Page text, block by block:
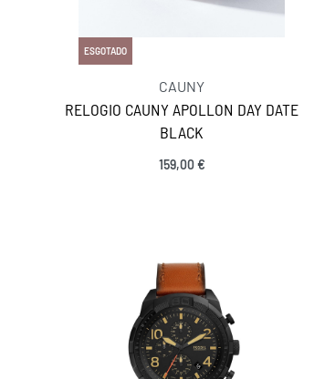
ESGOTADO
CAUNY
RELOGIO CAUNY APOLLON DAY DATE
BLACK
159,00€